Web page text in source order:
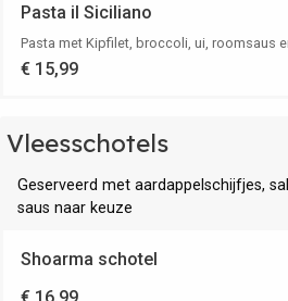
Pasta il Siciliano
Pasta met Kipfilet, broccoli, ui, roomsaus
€ 15,99
Vleesschotels
Geserveerd met aardappelschijfjes,
saus naar keuze
Shoarma schotel